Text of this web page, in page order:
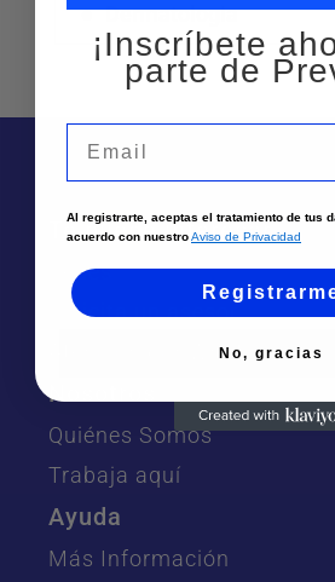
Dermatologia
Te puede interesar
Sedes
Solicita un asesor
Atención por Whatsapp
Nosotros
Quiénes Somos
Trabaja aquí
Ayuda
Más Información
¡Inscríbete
parte de
Al registrarte, aceptas el tratamiento de tus
acuerdo con nuestroAviso de Privacidad
No, gracias